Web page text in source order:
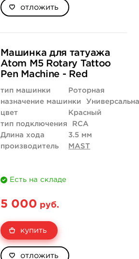
отложить
Машинка для татуажа
Atom M5 Rotary Tattoo
Pen Machine - Red
тип машинки
Роторная
назначение машинки
цвет
Красный
тип подключения
RCA
Длина хода
3.5 мм
производитель
MAST
Есть на складе
5 000 руб.
купить
отложить